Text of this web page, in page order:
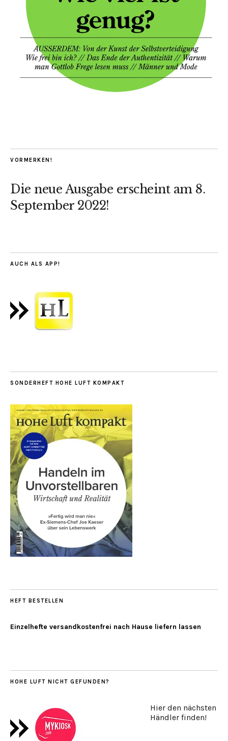
VORMERKEN!
Die neue Ausgabe erscheint am 8.
September 2022!
AUCH ALS APP!
SONDERHEFT HOHE LUFT KOMPAKT
HEFT BESTELLEN
Einzelhefte versandkostenfrei nach Hause liefern lassen
HOHE LUFT NICHT GEFUNDEN?
Hier den nächsten
Händler finden!